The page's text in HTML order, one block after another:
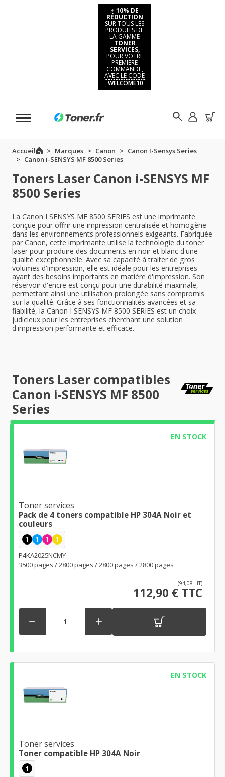
⚡ 10% DE
RÉDUCTION
SUR TOUS LES
PRODUITS DE
LA GAMME
TONER
SERVICES,
POUR VOTRE
PREMIÈRE
COMMANDE,
AVEC LE CODE
WELCOME10
Accueil Marques Canon
Canon I-Sensys Series
Canon i-SENSYS MF 8500 Series
Toners Laser Canon i-SENSYS MF
8500 Series
La Canon I SENSYS MF 8500 SERIES est une imprimante
conçue pour offrir une impression centralisée et homogène
dans les environnements professionnels exigeants. Fabriquée
par Canon, cette imprimante utilise la technologie du toner
laser pour produire des documents en noir et blanc d'une
qualité exceptionnelle. Avec sa capacité à traiter de gros
volumes d'impression, elle est idéale pour les entreprises
ayant des besoins importants en matière d'impression. Son
réservoir d'encre est conçu pour une durabilité maximale,
permettant ainsi une utilisation prolongée sans compromis
sur la qualité. Grâce à ses fonctionnalités avancées et sa
fiabilité, la Canon I SENSYS MF 8500 SERIES est un choix
judicieux pour les entreprises cherchant une solution
d'impression performante et efficace.
Toners Laser compatibles
Canon i-SENSYS MF 8500
Series
EN STOCK
Toner services
Pack de 4 toners compatible HP 304A Noir et
couleurs
1 1 1 1
P4KA2025NCMY
3500 pages / 2800 pages / 2800 pages / 2800 pages
(94,08 HT)
112,90 € TTC
 
EN STOCK
Toner services
Toner compatible HP 304A Noir
1